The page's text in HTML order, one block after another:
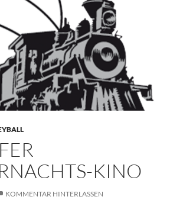
KINO
KOMMENTAR HINTERLASSEN